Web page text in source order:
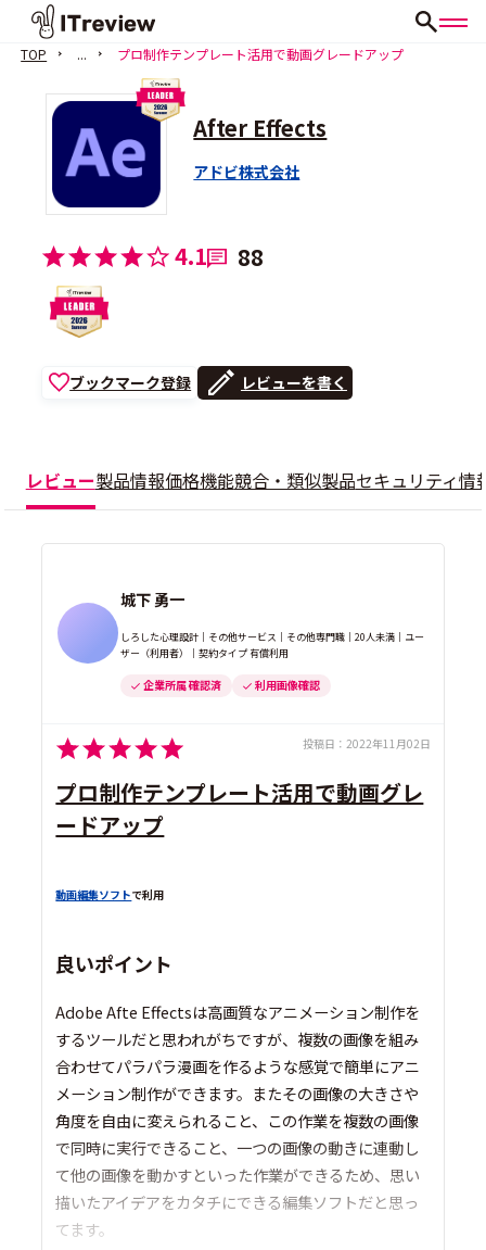
TOP ... プロ制作テンプレート活用で動画グレードアップ
After Effects
アドビ株式会社
4.1 88
ブックマーク登録 レビューを書く
レビュー製品情報価格機能競合・類似製品セキュリティ情
城下 勇一
しろした心理設計｜その他サービス｜その他専門職｜20人未満｜ユー
ザー（利用者）｜契約タイプ 有償利用
企業所属 確認済 利用画像確認
投稿日： 2022年11月02日
プロ制作テンプレート活用で動画グレ
ードアップ
動画編集ソフトで利用
良いポイント
Adobe Afte Effectsは高画質なアニメーション制作を
するツールだと思われがちですが、複数の画像を組み
合わせてパラパラ漫画を作るような感覚で簡単にアニ
メーション制作ができます。またその画像の大きさや
角度を自由に変えられること、この作業を複数の画像
で同時に実行できること、一つの画像の動きに連動し
て他の画像を動かすといった作業ができるため、思い
描いたアイデアをカタチにできる編集ソフトだと思っ
てます。